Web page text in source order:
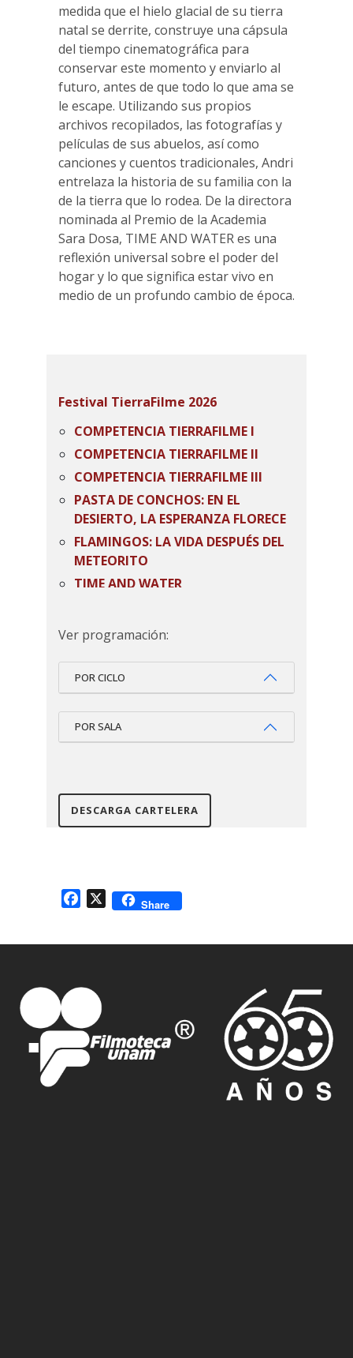
medida que el hielo glacial de su tierra
natal se derrite, construye una cápsula
del tiempo cinematográfica para
conservar este momento y enviarlo al
futuro, antes de que todo lo que ama se
le escape. Utilizando sus propios
archivos recopilados, las fotografías y
películas de sus abuelos, así como
canciones y cuentos tradicionales, Andri
entrelaza la historia de su familia con la
de la tierra que lo rodea. De la directora
nominada al Premio de la Academia
Sara Dosa, TIME AND WATER es una
reflexión universal sobre el poder del
hogar y lo que significa estar vivo en
medio de un profundo cambio de época.
Festival TierraFilme 2026
COMPETENCIA TIERRAFILME I
COMPETENCIA TIERRAFILME II
COMPETENCIA TIERRAFILME III
PASTA DE CONCHOS: EN EL
DESIERTO, LA ESPERANZA FLORECE
FLAMINGOS: LA VIDA DESPUÉS DEL
METEORITO
TIME AND WATER
Ver programación:
POR CICLO
POR SALA
DESCARGA CARTELERA
Facebook
X Share